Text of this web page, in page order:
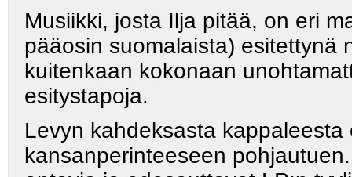
Musiikki, josta Ilja pitää, on eri
pääosin suomalaista) esitettynä
kuitenkaan kokonaan
esitystapoja.
Levyn kahdeksasta
kansanperinteeseen